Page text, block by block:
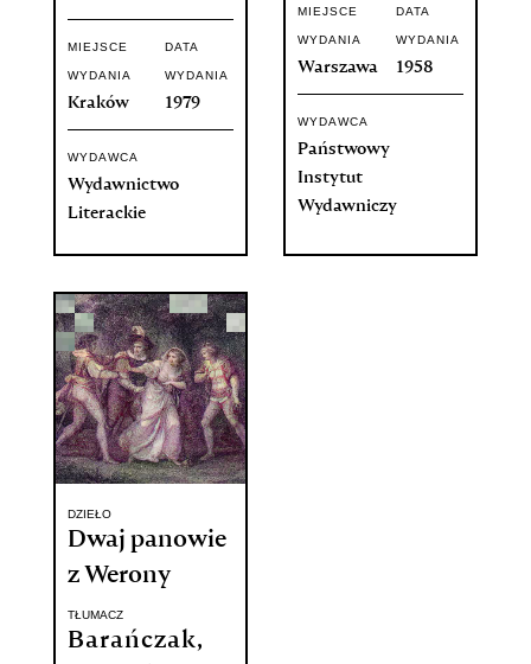
MIEJSCE
WYDANIA
Kraków
DATA
WYDANIA
1979
WYDAWCA
Wydawnictwo
Literackie
MIEJSCE
WYDANIA
Warszawa
DATA
WYDANIA
1958
WYDAWCA
Państwowy
Instytut
Wydawniczy
DZIEŁO
Dwaj panowie
z Werony
TŁUMACZ
Barańczak,